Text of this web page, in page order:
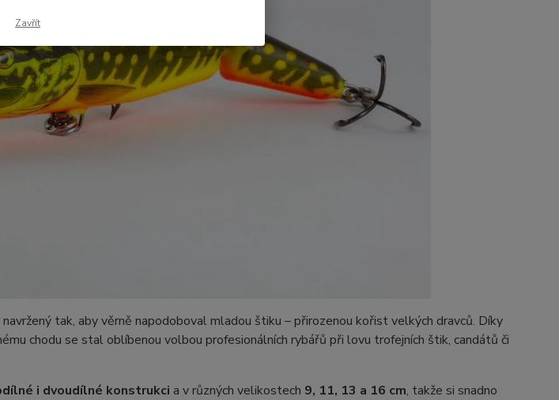
tak, aby věrně napodoboval mladou štiku – přirozenou kořist velkých dravců. Díky
chodu se stal oblíbenou volbou profesionálních rybářů při lovu trofejních štik, candátů či
i dvoudílné konstrukci a v různých velikostech 9, 11, 13 a 16 cm, takže si snadno
Zavřít